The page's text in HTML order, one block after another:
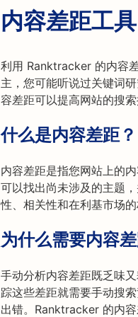
内容差距工具
利用 Ranktracker 的内容
主，您可能听说过关键词
容差距可以提高网站的搜
什么是内容差距？
内容差距是指您网站上的
可以找出尚未涉及的主题
性、相关性和在利基市场的
为什么需要内容
手动分析内容差距既乏味
踪这些差距就需要手动搜
出错。Ranktracker 的内